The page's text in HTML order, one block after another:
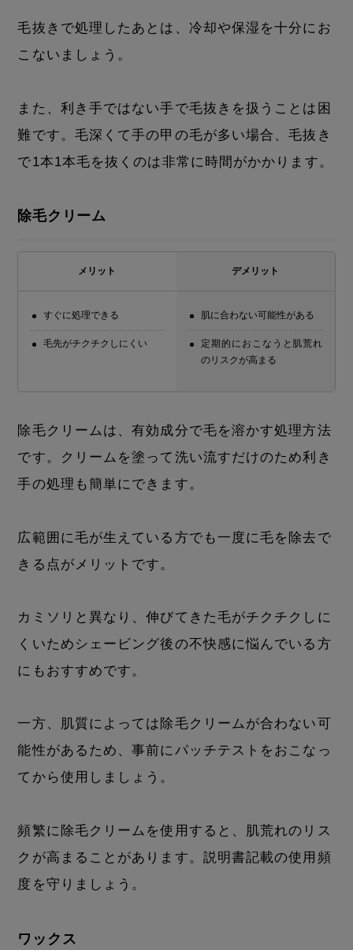
毛抜きで処理したあとは、冷却や保湿を十分にお
こないましょう。
また、利き手ではない手で毛抜きを扱うことは困
難です。毛深くて手の甲の毛が多い場合、毛抜き
で1本1本毛を抜くのは非常に時間がかかります。
除毛クリーム
メリット
すぐに処理できる
毛先がチクチクしにくい
デメリット
肌に合わない可能性がある
定期的におこなうと肌荒れ
のリスクが高まる
除毛クリームは、有効成分で毛を溶かす処理方法
です。クリームを塗って洗い流すだけのため利き
手の処理も簡単にできます。
広範囲に毛が生えている方でも一度に毛を除去で
きる点がメリットです。
カミソリと異なり、伸びてきた毛がチクチクしに
くいためシェービング後の不快感に悩んでいる方
にもおすすめです。
一方、肌質によっては除毛クリームが合わない可
能性があるため、事前にパッチテストをおこなっ
てから使用しましょう。
頻繁に除毛クリームを使用すると、肌荒れのリス
クが高まることがあります。説明書記載の使用頻
度を守りましょう。
ワックス